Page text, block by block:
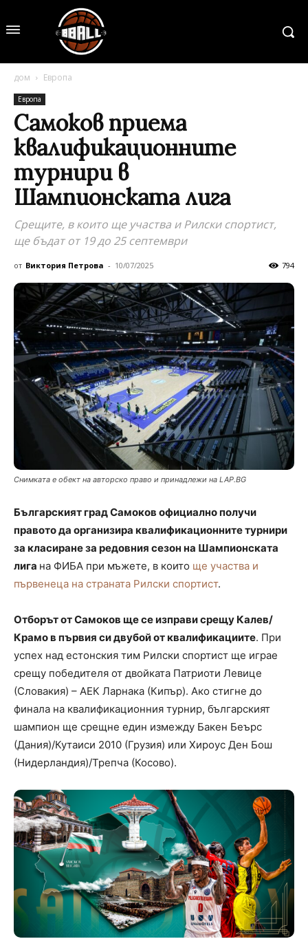
дом Европа
Европа
Самоков приема
квалификационните
турнири в
Шампионската лига
Срещите, в които ще участва и Рилски спортист,
ще бъдат от 19 до 25 септември
от Виктория Петрова - 10/07/2025 794
Снимката е обект на авторско право и принадлежи на LAP.BG
Българският град Самоков официално получи
правото да организира квалификационните турнири
за класиране за редовния сезон на Шампионската
лига на ФИБА при мъжете, в които ще участва и
първенеца на страната Рилски спортист.
Отборът от Самоков ще се изправи срещу Калев/
Крамо в първия си двубой от квалификациите. При
успех над естонския тим Рилски спортист ще играе
срещу победителя от двойката Патриоти Левице
(Словакия) – АЕК Ларнака (Кипър). Ако стигне до
финала на квалификационния турнир, българският
шампион ще срещне един измежду Бакен Беърс
(Дания)/Кутаиси 2010 (Грузия) или Хироус Ден Бош
(Нидерландия)/Трепча (Косово).